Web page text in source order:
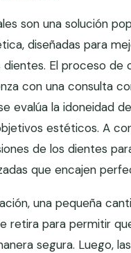
son una solución
diseñadas para
dientes. El proceso de
con una consulta
evalúa la idoneidad
estéticos. A
de los dientes
que encajen
una pequeña
retira para permitir
segura. Luego,